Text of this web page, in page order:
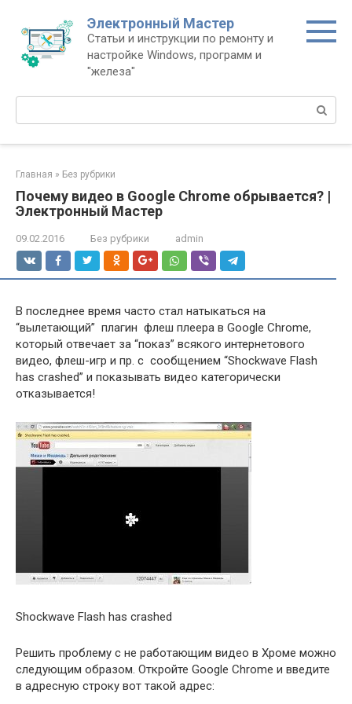
контенту
Электронный Мастер
Статьи и инструкции по ремонту и
настройке Windows, программ и
"железа"
Поиск:
Главная » Без рубрики
Почему видео в Google Chrome обрывается? |
Электронный Мастер
09.02.2016 Без рубрики admin
В последнее время часто стал натыкаться на
“вылетающий” плагин флеш плеера в Google Chrome,
который отвечает за “показ” всякого интернетового
видео, флеш-игр и пр. с сообщением “Shockwave Flash
has crashed” и показывать видео категорически
отказывается!
Shockwave Flash has crashed
Решить проблему с не работающим видео в Хроме можно
следующим образом. Откройте Google Chrome и введите
в адресную строку вот такой адрес: